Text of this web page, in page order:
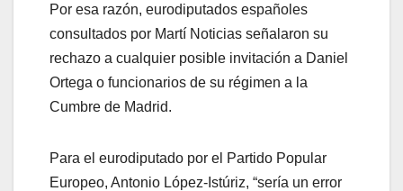
Por esa razón, eurodiputados españoles
consultados por Martí Noticias señalaron su
rechazo a cualquier posible invitación a Daniel
Ortega o funcionarios de su régimen a la
Cumbre de Madrid.
Para el eurodiputado por el Partido Popular
Europeo, Antonio López-Istúriz, “sería un error